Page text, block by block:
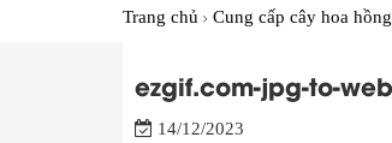
Trang chủ Cung cấp cây hoa
ezgif.com-jpg-to-
14/12/2023